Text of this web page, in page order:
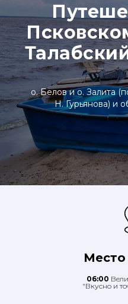
о. Белов и о. Залита
Н. Гурьянова) и
Место
06:00
"Вкусно и